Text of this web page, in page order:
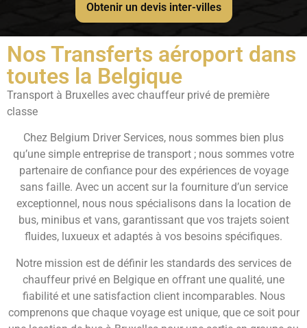
Obtenir un devis inter-villes
Nos Transferts aéroport dans
toutes la Belgique
Transport à Bruxelles avec chauffeur privé de première
classe
Chez Belgium Driver Services, nous sommes bien plus
qu’une simple entreprise de transport ; nous sommes votre
partenaire de confiance pour des expériences de voyage
sans faille. Avec un accent sur la fourniture d’un service
exceptionnel, nous nous spécialisons dans la location de
bus, minibus et vans, garantissant que vos trajets soient
fluides, luxueux et adaptés à vos besoins spécifiques.
Notre mission est de définir les standards des services de
chauffeur privé en Belgique en offrant une qualité, une
fiabilité et une satisfaction client incomparables. Nous
comprenons que chaque voyage est unique, que ce soit pour